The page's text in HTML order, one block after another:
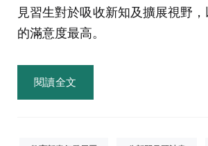
見習生對於吸收新知及擴展視野
的滿意度最高。
閱讀全文